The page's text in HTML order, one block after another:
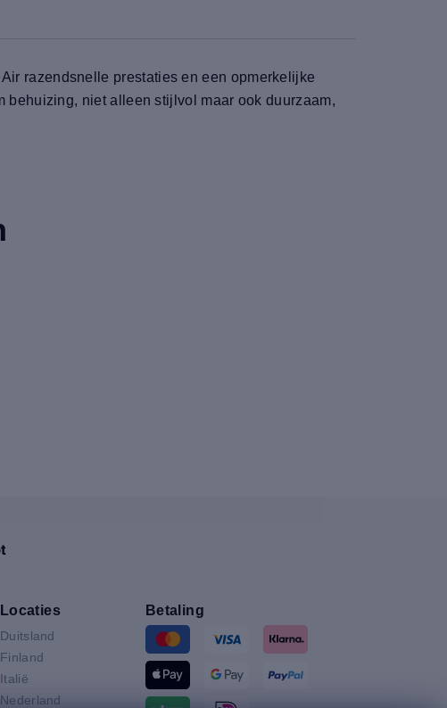
razendsnelle prestaties en een opmerkelijke
niet alleen stijlvol maar ook duurzaam,
Locaties
Duitsland
Finland
Italië
Nederland
Betaling